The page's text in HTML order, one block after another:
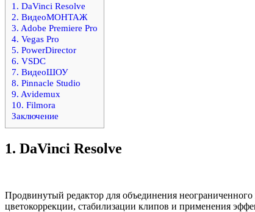
1. DaVinci Resolve
2. ВидеоМОНТАЖ
3. Adobe Premiere Pro
4. Vegas Pro
5. PowerDirector
6. VSDC
7. ВидеоШОУ
8. Pinnacle Studio
9. Avidemux
10. Filmora
Заключение
1. DaVinci Resolve
Продвинутый редактор для объединения
цветокоррекции, стабилизации клипов и применения